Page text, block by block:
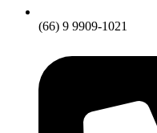
(66) 9 9909-1021